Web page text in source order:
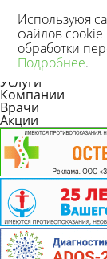
Новости
Статьи
Услуги
Компании
Врачи
Акции
Используюя
файлов cookie
обработки
Подробнее.